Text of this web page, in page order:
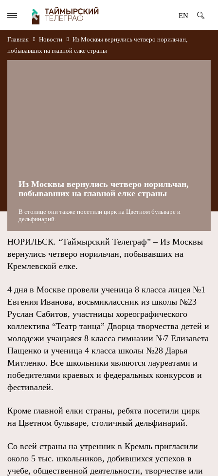
EN
Главная Новости
Из Москвы вернулись четверо норильчан,
побывавших на главной елке страны
Из Москвы вернулись четверо норильчан,
побывавших на главной елке страны
В столице они также посетили цирк на Цветном бульваре и
дельфинарий.
НОРИЛЬСК. “Таймырский Телеграф” – Из Москвы
вернулись четверо норильчан, побывавших на
Кремлевской елке.
4 дня в Москве провели ученица 8 класса лицея №1
Евгения Иванова, восьмиклассник из школы №23
Руслан Сабитов, участницы хореографического
коллектива “Театр танца” Дворца творчества детей и
молодежи учащаяся 8 класса гимназии №7 Елизавета
Пащенко и ученица 4 класса школы №28 Дарья
Митленко. Все школьники являются лауреатами и
победителями краевых и федеральных конкурсов и
фестивалей.
Кроме главной елки страны, ребята посетили цирк
на Цветном бульваре, столичный дельфинарий.
Со всей страны на утренник в Кремль пригласили
около 5 тыс. школьников, добившихся успехов в
учебе, общественной деятельности, творчестве или